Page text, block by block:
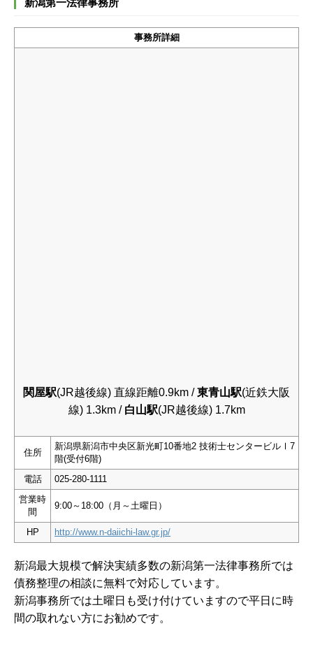
新潟第一法律事務所
事務所詳細
関屋駅(JR越後線) 直線距離0.9km /東青山駅(近鉄大阪
線) 1.3km / 白山駅(JR越後線) 1.7km
住所
新潟県新潟市中央区新光町10番地2 技術士センタービルⅠ7
階(受付6階)
電話
025-280-1111
営業時
間
9:00～18:00（月～土曜日）
HP http://www.n-daiichi-law.gr.jp/
新潟最大規模で解決実績多数の新潟第一法律事務所では
債務整理の相談に無料で対応しています。
新潟事務所では土曜日も受け付けていますので平日に時
間の取れない方にお勧めです。